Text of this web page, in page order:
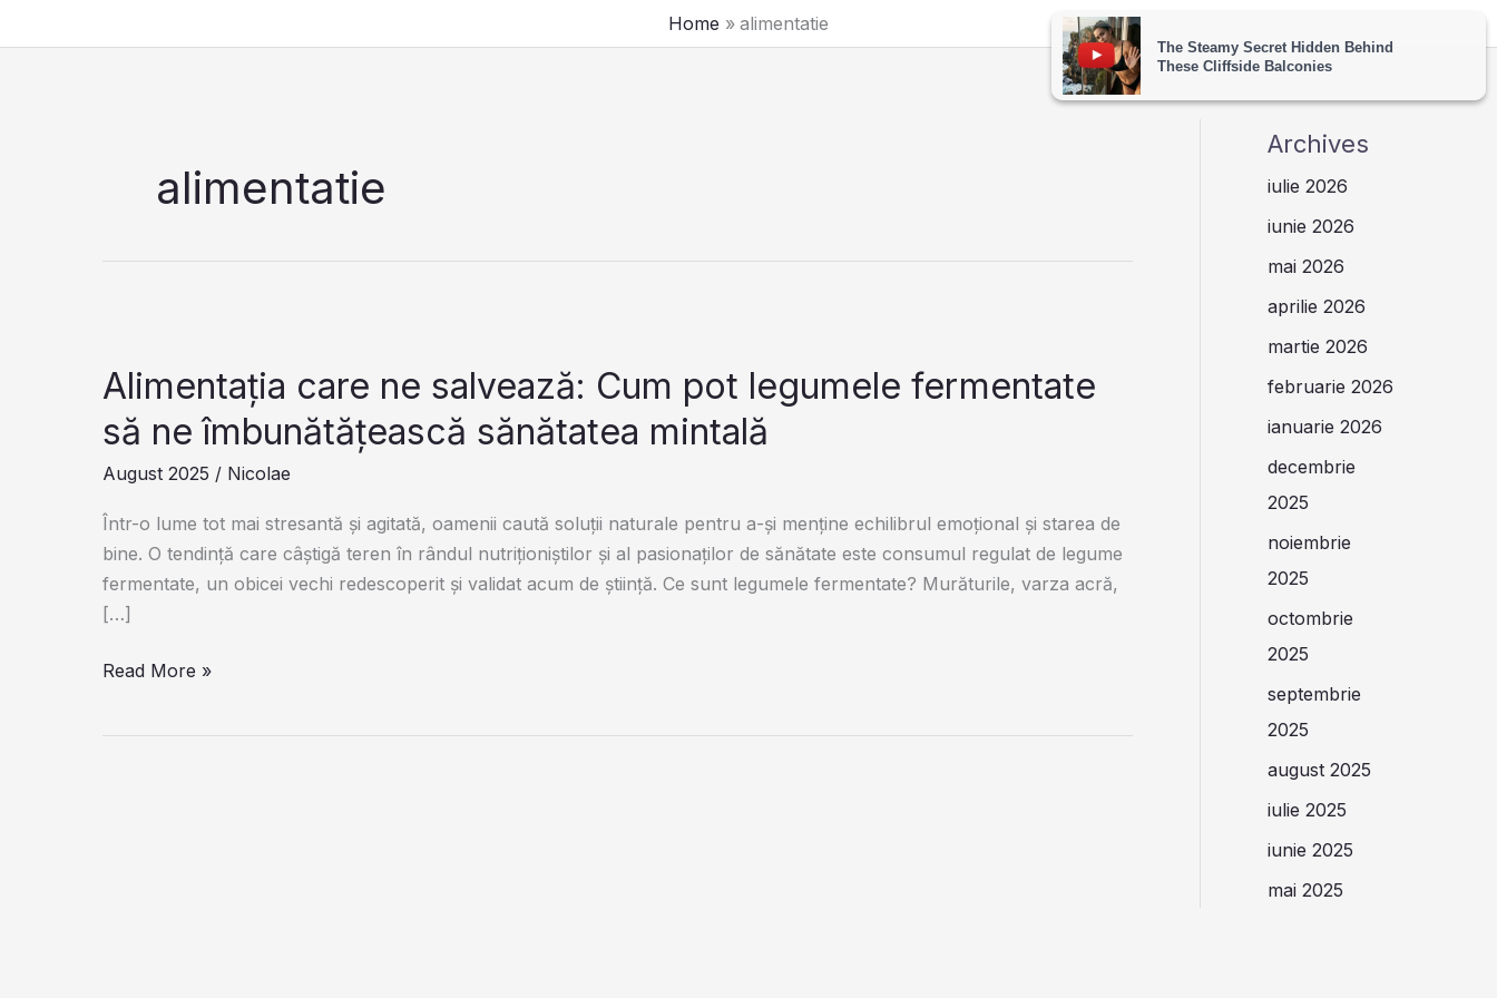
to
Home alimentatie
alimentatie
Alimentația care ne salvează: Cum pot legumele fermentate
să ne îmbunătățească sănătatea mintală
August 2025 / Nicolae
Într-o lume tot mai stresantă și agitată, oamenii caută soluții naturale pentru a-și menține echilibrul emoțional și starea de
bine. O tendință care câștigă teren în rândul nutriționiștilor și al pasionaților de sănătate este consumul regulat de legume
fermentate, un obicei vechi redescoperit și validat acum de știință. Ce sunt legumele fermentate? Murăturile, varza acră,
[…]
Alimentația
Read More »
Archives
iulie 2026
iunie 2026
mai 2026
aprilie 2026
martie 2026
februarie 2026
ianuarie 2026
decembrie
2025
noiembrie
2025
octombrie
2025
septembrie
2025
august 2025
iulie 2025
iunie 2025
mai 2025